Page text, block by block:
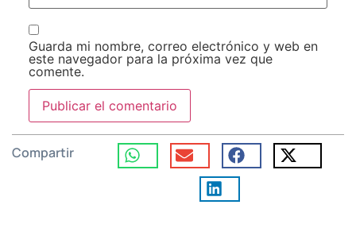
Guarda mi nombre, correo electrónico y web en
este navegador para la próxima vez que
comente.
Compartir